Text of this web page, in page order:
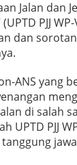
Jalan dan
PJJ
dan
ANS yang
di salah
UPTD PJJ